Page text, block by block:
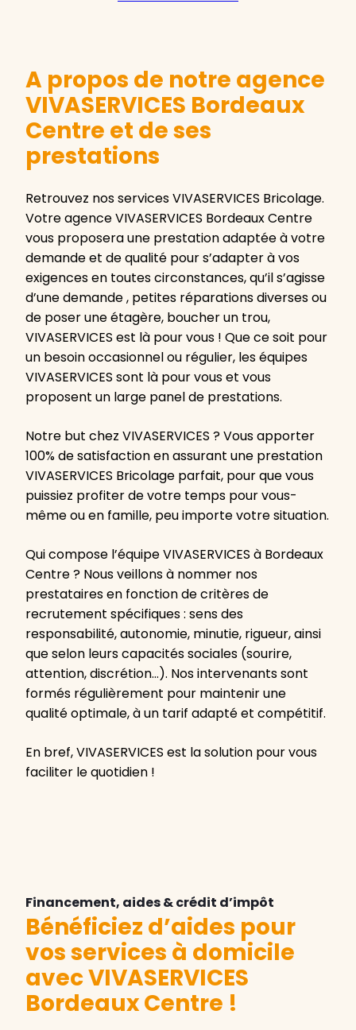
A propos de notre agence
VIVASERVICES Bordeaux
Centre et de ses
prestations
Retrouvez nos services VIVASERVICES Bricolage.
Votre agence VIVASERVICES Bordeaux Centre
vous proposera une prestation adaptée à votre
demande et de qualité pour s’adapter à vos
exigences en toutes circonstances, qu’il s’agisse
d’une demande , petites réparations diverses ou
de poser une étagère, boucher un trou,
VIVASERVICES est là pour vous ! Que ce soit pour
un besoin occasionnel ou régulier, les équipes
VIVASERVICES sont là pour vous et vous
proposent un large panel de prestations.
Notre but chez VIVASERVICES ? Vous apporter
100% de satisfaction en assurant une prestation
VIVASERVICES Bricolage parfait, pour que vous
puissiez profiter de votre temps pour vous-
même ou en famille, peu importe votre situation.
Qui compose l’équipe VIVASERVICES à Bordeaux
Centre ? Nous veillons à nommer nos
prestataires en fonction de critères de
recrutement spécifiques : sens des
responsabilité, autonomie, minutie, rigueur, ainsi
que selon leurs capacités sociales (sourire,
attention, discrétion…). Nos intervenants sont
formés régulièrement pour maintenir une
qualité optimale, à un tarif adapté et compétitif.
En bref, VIVASERVICES est la solution pour vous
faciliter le quotidien !
Financement, aides & crédit d’impôt
Bénéficiez d’aides pour
vos services à domicile
avec VIVASERVICES
Bordeaux Centre !